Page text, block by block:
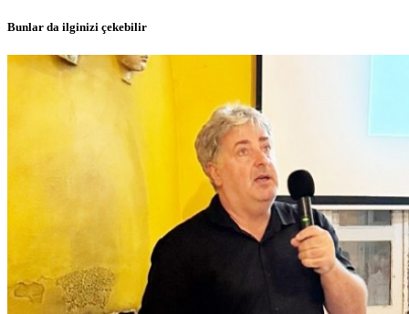
Bunlar da ilginizi çekebilir